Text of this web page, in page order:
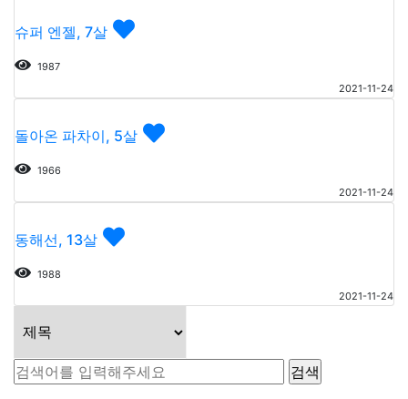
슈퍼 엔젤, 7살
1987
2021-11-24
돌아온 파차이, 5살
1966
2021-11-24
동해선, 13살
1988
2021-11-24